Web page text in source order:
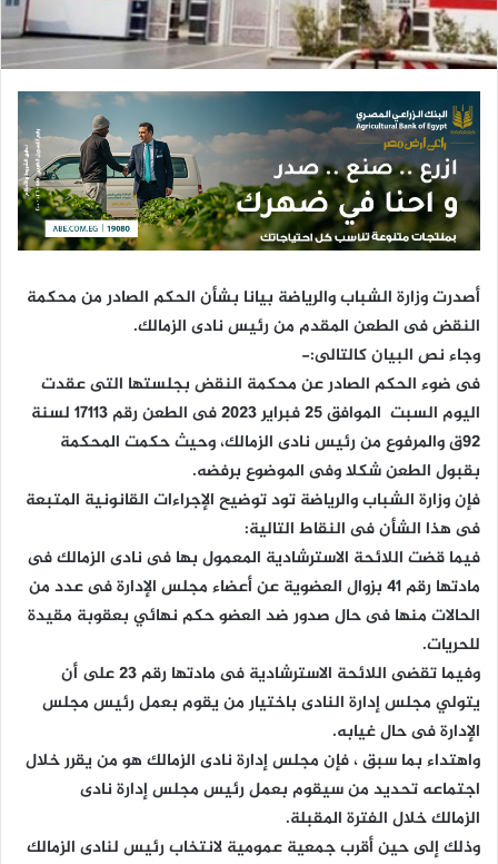
إ
ل
ك
ت
و
ن
ي
ا
أصدرت وزارة الشباب والرياضة بيانا بشأن الحكم الصادر من محكمة
النقض فى الطعن المقدم من رئيس نادى الزمالك.
وجاء نص البيان كالتالى:-
فى ضوء الحكم الصادر عن محكمة النقض بجلستها التى عقدت
اليوم السبت الموافق 25 فبراير 2023 فى الطعن رقم 17113 لسنة
92ق والمرفوع من رئيس نادى الزمالك، وحيث حكمت المحكمة
بقبول الطعن شكلا وفى الموضوع برفضه.
فإن وزارة الشباب والرياضة تود توضيح الإجراءات القانونية المتبعة
فى هذا الشأن فى النقاط التالية:
فيما قضت اللائحة الاسترشادية المعمول بها فى نادى الزمالك فى
مادتها رقم 41 بزوال العضوية عن أعضاء مجلس الإدارة فى عدد من
الحالات منها فى حال صدور ضد العضو حكم نهائي بعقوبة مقيدة
للحريات.
وفيما تقضى اللائحة الاسترشادية فى مادتها رقم 23 على أن
يتولي مجلس إدارة النادى باختيار من يقوم بعمل رئيس مجلس
الإدارة فى حال غيابه.
واهتداء بما سبق ، فإن مجلس إدارة نادى الزمالك هو من يقرر خلال
اجتماعه تحديد من سيقوم بعمل رئيس مجلس إدارة نادى
الزمالك خلال الفترة المقبلة.
وذلك إلى حين أقرب جمعية عمومية لانتخاب رئيس لنادى الزمالك